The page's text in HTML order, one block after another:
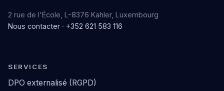
2 rue de l'École, L-8376 Kahler, Luxembourg
Nous contacter · +352 621 583 116
SERVICES
DPO externalisé (RGPD)